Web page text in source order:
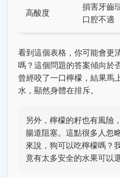
高酸度
損害牙齒
口腔不適
看到這個表格，你可能會更
嗎？這個問題的答案傾向於
曾經咬了一口檸檬，結果馬
水，顯然身體在排斥。
另外，檸檬的籽也有風險
腸道阻塞。這點很多人忽
來說，狗可以吃檸檬嗎？
竟有太多安全的水果可以選